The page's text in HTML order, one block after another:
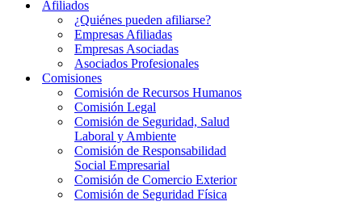
Afiliados
¿Quiénes pueden afiliarse?
Empresas Afiliadas
Empresas Asociadas
Asociados Profesionales
Comisiones
Comisión de Recursos Humanos
Comisión Legal
Comisión de Seguridad, Salud
Laboral y Ambiente
Comisión de Responsabilidad
Social Empresarial
Comisión de Comercio Exterior
Comisión de Seguridad Física